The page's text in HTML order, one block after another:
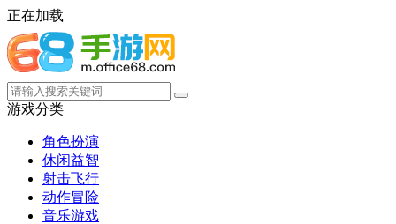
正在加载
游戏分类
角色扮演
休闲益智
射击飞行
动作冒险
音乐游戏